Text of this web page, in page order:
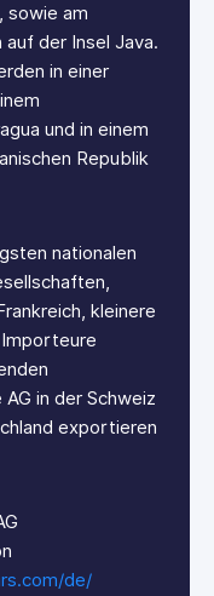
sowie am
der Insel Java.
in einer
und in einem
Republik
nationalen
kleinere
in der Schweiz
exportieren
de/